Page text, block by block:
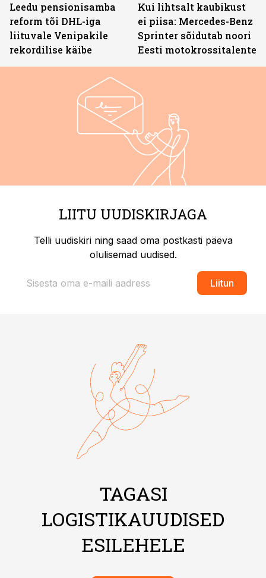
Leedu pensionisamba
reform tõi DHL-iga
liituvale Venipakile
rekordilise käibe
Kui lihtsalt kaubikust
ei piisa: Mercedes-Benz
Sprinter sõidutab noori
Eesti motokrossitalente
LIITU UUDISKIRJAGA
Telli uudiskiri ning saad oma postkasti päeva
olulisemad uudised.
Liitun
TAGASI
LOGISTIKAUUDISED
ESILEHELE